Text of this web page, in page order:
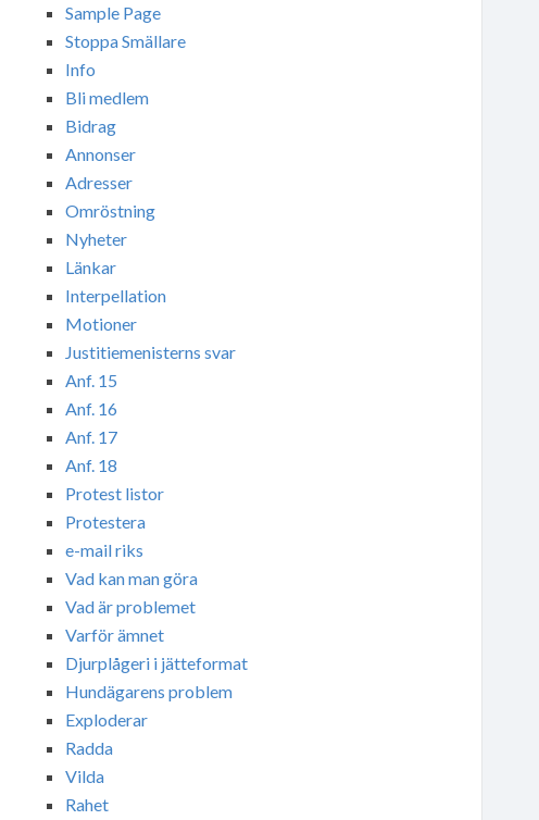
Sample Page
Stoppa Smällare
Info
Bli medlem
Bidrag
Annonser
Adresser
Omröstning
Nyheter
Länkar
Interpellation
Motioner
Justitiemenisterns svar
Anf. 15
Anf. 16
Anf. 17
Anf. 18
Protest listor
Protestera
e-mail riks
Vad kan man göra
Vad är problemet
Varför ämnet
Djurplågeri i jätteformat
Hundägarens problem
Exploderar
Radda
Vilda
Rahet